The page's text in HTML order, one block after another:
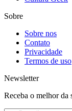
Sobre
Sobre nos
Contato
Privacidade
Termos de uso
Newsletter
Receba o melhor da